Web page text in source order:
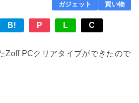
ガジェット
買い物
B! P L C
Zoff PCクリアタイプができたので